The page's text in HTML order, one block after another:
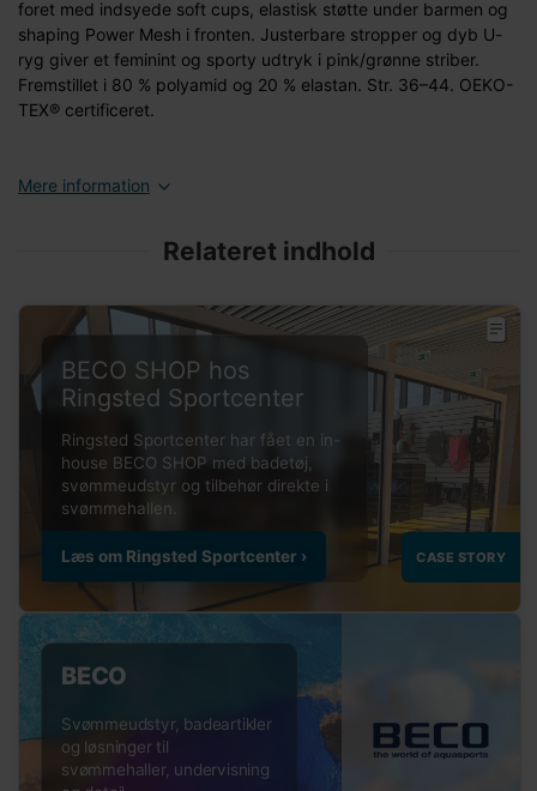
foret med indsyede soft cups, elastisk støtte under barmen og
shaping Power Mesh i fronten. Justerbare stropper og dyb U-
ryg giver et feminint og sporty udtryk i pink/grønne striber.
Fremstillet i 80 % polyamid og 20 % elastan. Str. 36–44. OEKO-
TEX® certificeret.
Mere information
Relateret indhold
BECO SHOP hos
Ringsted Sportcenter
BECO